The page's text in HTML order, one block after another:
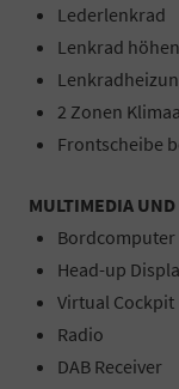
Lederlenkrad
Lenkrad
2 Zonen
Frontscheibe
MULTIMEDIA
Bordcomputer
Head-up
Virtual Cockpit
Radio
DAB Receiver